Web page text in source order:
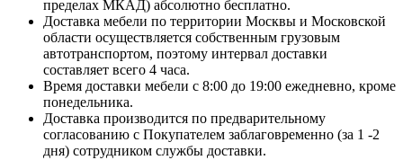
пределах МКАД) абсолютно бесплатно.
Доставка мебели по территории Москвы и Московской
области осуществляется собственным грузовым
автотранспортом, поэтому интервал доставки
составляет всего 4 часа.
Время доставки мебели с 8:00 до 19:00 ежедневно, кроме
понедельника.
Доставка производится по предварительному
согласованию с Покупателем заблаговременно (за 1 -2
дня) сотрудником службы доставки.